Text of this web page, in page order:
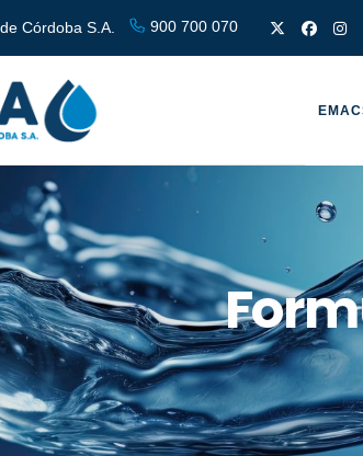
Córdoba S.A. 900 700 070